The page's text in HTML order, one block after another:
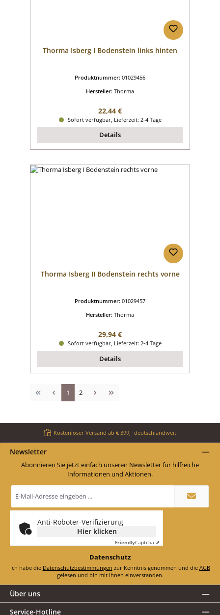
Thorma Isberg I Bodenstein links hinten
Produktnummer: 01029456
Hersteller: Thorma
Regulärer Preis:
22,44 €
Sofort verfügbar, Lieferzeit: 2-4 Tage
Details
Thorma Isberg II Bodenstein rechts vorne
Produktnummer: 01029457
Hersteller: Thorma
Regulärer Preis:
29,94 €
Sofort verfügbar, Lieferzeit: 2-4 Tage
Details
Seite
1 Seite
2
Kostenloser Versand ab € 399,- deutschlandweit
Newsletter
Abonnieren Sie jetzt einfach unseren Newsletter für hilfreiche
Informationen und Aktionen.
Mail-
*
Anti-Roboter-Verifizierung
Hier klicken
FriendlyCaptcha ⇗
Datenschutz
Ich habe die Datenschutzbestimmungen zur Kenntnis genommen und die AGB
gelesen und bin mit ihnen einverstanden.
Über uns
Service-Hotline